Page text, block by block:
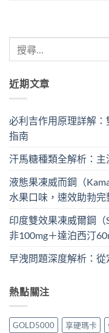
近期文章
必利吉作用原理詳解
指南
汗馬糖種類全解析：
液態果凍威而鋼（
水果口味，速效助勃完
印度雙效果凍威爾鋼（
非100mg＋達泊西汀
早洩問題深度解析：
熱點關注
GOLD5000 享硬瑪卡